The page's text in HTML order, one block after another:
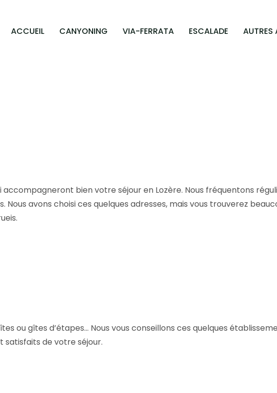
ACCUEIL CANYONING VIA-FERRATA ESCALADE AUTRES
bien votre séjour en Lozère. Nous fréquentons
avons choisi ces quelques adresses, mais vous trouverez
ou gîtes d’étapes… Nous vous conseillons ces quelques
satisfaits de votre séjour.